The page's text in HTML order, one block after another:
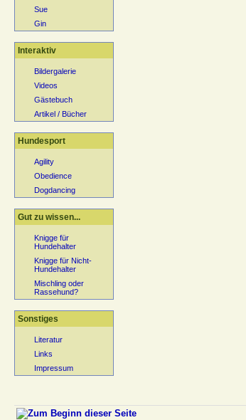
Sue
Gin
Interaktiv
Bildergalerie
Videos
Gästebuch
Artikel / Bücher
Hundesport
Agility
Obedience
Dogdancing
Gut zu wissen...
Knigge für
Hundehalter
Knigge für Nicht-
Hundehalter
Mischling oder
Rassehund?
Sonstiges
Literatur
Links
Impressum